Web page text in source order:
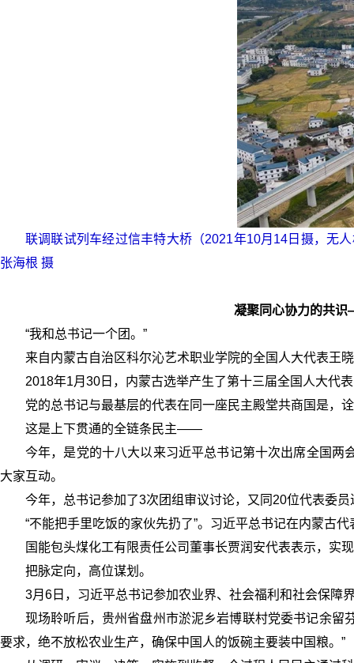
联调联试列车经过信丰特大桥（2021年10月14日摄，无
张海根 摄
凝聚同心协力的共
“我和总书记一个团。”
来自内蒙古自治区科尔沁艺术职业学院的全国人大代表王
2018年1月30日，内蒙古选举产生了第十三届全国人大代
党的总书记与最基层的代表在同一座民主殿堂共商国是，
这是上下贯通的全链条民主——
今年，是党的十八大以来习近平总书记第十次出席全国
大家互动。
今年，总书记参加了3次团组审议讨论，又同20位代表委员
“不能把手里吃饭的家伙先扔了”。习近平总书记在内蒙古
国能包头煤化工有限责任公司董事长贾润安代表表示，实
把脉定向，高位谋划。
3月6日，习近平总书记参加农业界、社会福利和社会保障
现场聆听后，贵州省盘州市淤泥乡岩博联村党委书记余留
要求，绝不放松农业生产，确保中国人的饭碗主要装中国粮。”